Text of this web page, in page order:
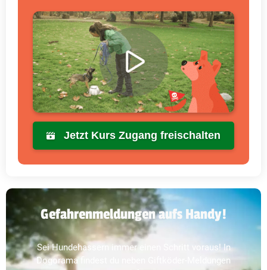
Jetzt Kurs Zugang freischalten
Gefahrenmeldungen aufs Handy!
Sei Hundehassern immer einen Schritt voraus! In
Dogorama findest du neben Giftköder-Meldungen